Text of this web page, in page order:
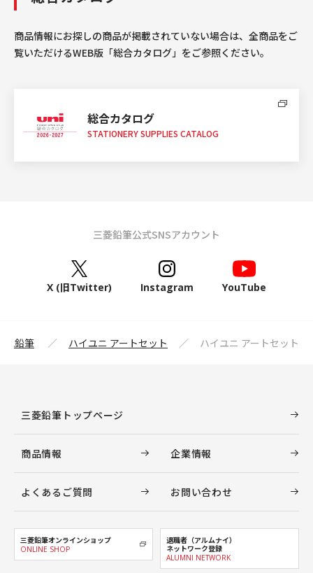
商品情報にお探しの商品が掲載されていない場合は、全商品をご
覧いただけるWEB版「総合カタログ」をご参照ください。
総合カタログ
STATIONERY SUPPLIES CATALOG
三菱鉛筆公式SNSアカウント
X (旧Twitter) Instagram YouTube
色鉛筆 ハイユニ アートセット ハイユニ アートセット
三菱鉛筆トップページ
商品情報 企業情報
よくあるご質問 お問い合わせ
三菱鉛筆オンラインショップ
ONLINE SHOP
退職者（アルムナイ）
ネットワーク登録
ALUMNI NETWORK